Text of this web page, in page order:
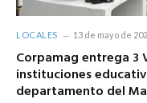
LOCALES 13 de mayo de
Corpamag entrega 3
instituciones
departamento del